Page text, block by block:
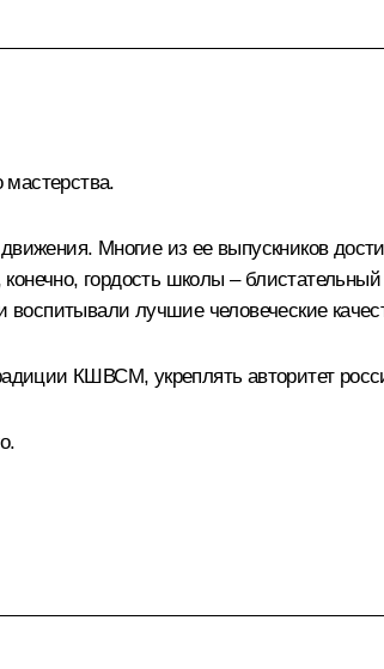
Многие из ее выпускников
гордость школы –
воспитывали лучшие человеческие
КШВСМ, укреплять авторитет